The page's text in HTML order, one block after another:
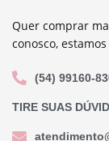
Quer comprar
conosco,
(54) 99160-
TIRE SUAS